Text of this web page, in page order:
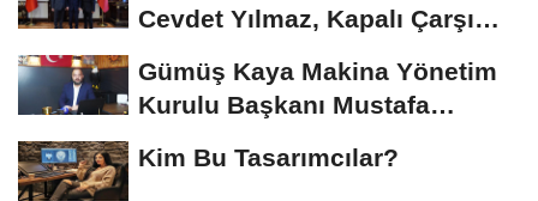
Cevdet Yılmaz, Kapalı Çarşı
Gümüş Kaya Makina Yönetim
Kurulu Başkanı Mustafa
Kim Bu Tasarımcılar?